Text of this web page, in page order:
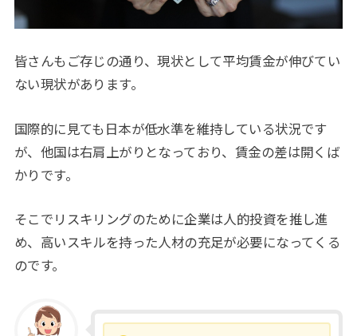
皆さんもご存じの通り、現状として平均賃金が伸びてい
ない現状があります。
国際的に見ても日本が低水準を維持している状況です
が、他国は右肩上がりとなっており、賃金の差は開くば
かりです。
そこでリスキリングのために企業は人的投資を推し進
め、高いスキルを持った人材の充足が必要になってくる
のです。